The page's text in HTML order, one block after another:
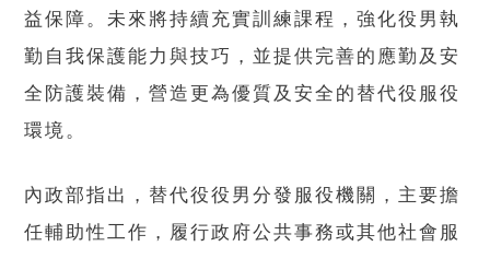
益保障。未來將持續充實訓練課程，強化役男執
勤自我保護能力與技巧，並提供完善的應勤及安
全防護裝備，營造更為優質及安全的替代役服役
環境。
內政部指出，替代役役男分發服役機關，主要擔
任輔助性工作，履行政府公共事務或其他社會服